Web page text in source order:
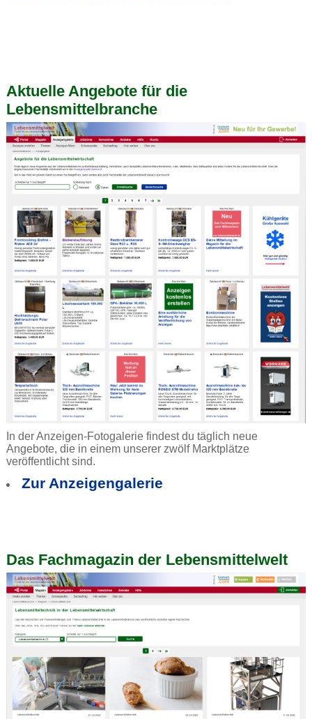
Aktuelle Angebote für die
Lebensmittelbranche
In der Anzeigen-Fotogalerie findest du täglich neue
Angebote, die in einem unserer zwölf Marktplätze
veröffentlicht sind.
Zur Anzeigengalerie
Das Fachmagazin der Lebensmittelwelt